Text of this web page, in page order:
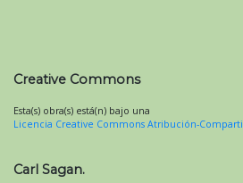
Creative Commons
Esta(s) obra(s) está(n) bajo una
Licencia Creative Commons Atribución-
Carl Sagan.